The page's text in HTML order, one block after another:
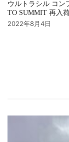
ウルトラシル コン
TO SUMMIT 再入
2022年8月4日